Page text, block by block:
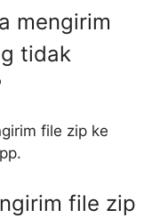
mengirim
tidak
file zip ke
file zip